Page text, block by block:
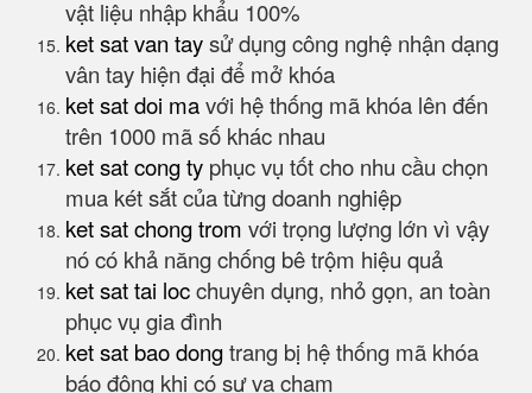
vật liệu nhập khẩu 100%
ket sat van taysử dụng công nghệ nhận dạng
vân tay hiện đại để mở khóa
ket sat doi mavới hệ thống mã khóa lên đến
trên 1000 mã số khác nhau
ket sat cong ty phục vụ tốt cho nhu cầu chọn
mua két sắt của từng doanh nghiệp
ket sat chong trom với trọng lượng lớn vì vậy
nó có khả năng chống bê trộm hiệu quả
ket sat tai locchuyên dụng, nhỏ gọn, an toàn
phục vụ gia đình
ket sat bao dongtrang bị hệ thống mã khóa
báo động khi có sự va chạm